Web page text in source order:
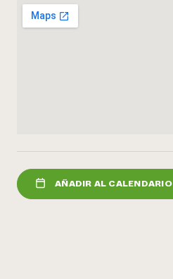
AÑADIR AL CALENDARIO